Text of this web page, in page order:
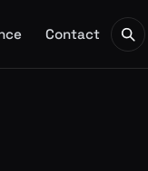
Contact